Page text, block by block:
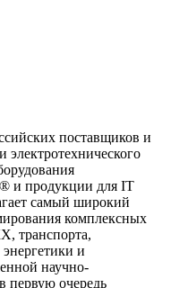
поставщиков и
электротехнического
и продукции для IT
самый широкий
комплексных
транспорта,
и
научно-
первую очередь